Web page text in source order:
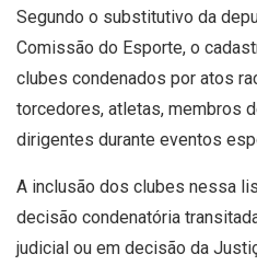
Segundo o substitutivo da
Comissão do Esporte, o
clubes condenados por atos
torcedores, atletas, membros
dirigentes durante eventos
A inclusão dos clubes nessa
decisão condenatória
judicial ou em decisão da